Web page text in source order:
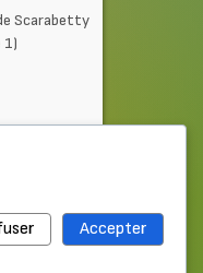
Scarabetty
Accepter